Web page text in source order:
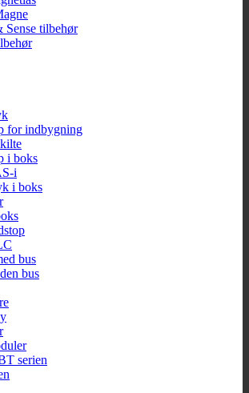
tilbehør
for indbygning
i boks
i
i boks
bus
bus
serien